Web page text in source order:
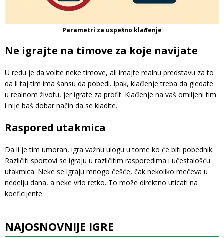
Parametri za uspešno klađenje
Ne igrajte na timove za koje navijate
U redu je da volite neke timove, ali imajte realnu predstavu za to
da li taj tim ima šansu da pobedi. Ipak, klađenje treba da gledate
u realnom životu, jer igrate za profit. Klađenje na vaš omiljeni tim
i nije baš dobar način da se kladite.
Raspored utakmica
Da li je tim umoran, igra važnu ulogu u tome ko će biti pobednik.
Različiti sportovi se igraju u različitim rasporedima i učestalošću
utakmica. Neke se igraju mnogo češće, čak nekoliko mečeva u
nedelju dana, a neke vrlo retko. To može direktno uticati na
koeficijente.
NAJOSNOVNIJE IGRE